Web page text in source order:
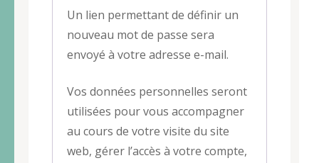
Un lien permettant de définir un
nouveau mot de passe sera
envoyé à votre adresse e-mail.
Vos données personnelles seront
utilisées pour vous accompagner
au cours de votre visite du site
web, gérer l’accès à votre compte,